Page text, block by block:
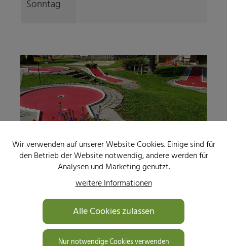
Sonntag
Weitere Informationen
Gemeindeamt Fischbach
Dorfstraße 36
8654 Fischbach
Wir verwenden auf unserer Website Cookies. Einige sind für
den Betrieb der Website notwendig, andere werden für
Analysen und Marketing genutzt.
weitere Informationen
Alle Cookies zulassen
Nur notwendige Cookies verwenden